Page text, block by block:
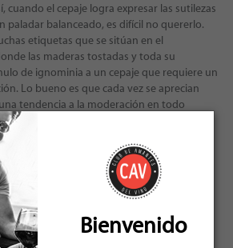
cuando el cepaje logra expresar las sutilezas
paladar balanceado, es difícil no quererlo.
etiquetas que se sitúan en el
las maderas tostadas y toda su
de ignominia a un cepaje que requiere un
Lo bueno es que cada vez se aprecian
tendencia a la moderación en todo
expresión del carmenère que es siempre
Bienvenido